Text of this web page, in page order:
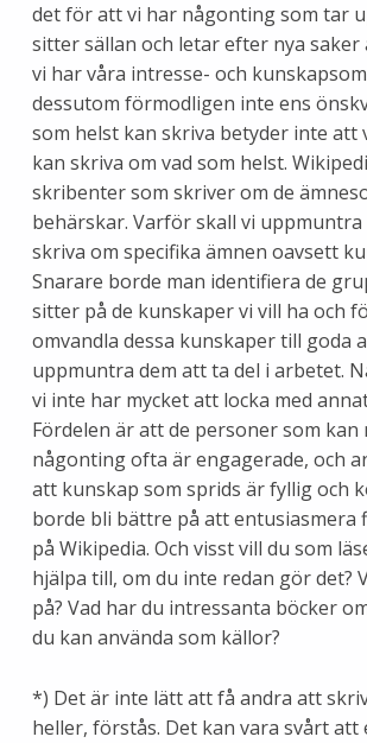
det för att vi har någonting som tar
sitter sällan och letar efter nya saker
vi har våra intresse- och
dessutom förmodligen inte ens
som helst kan skriva betyder inte att
kan skriva om vad som helst.
skribenter som skriver om de
behärskar. Varför skall vi
skriva om specifika ämnen oavsett
Snarare borde man identifiera de
sitter på de kunskaper vi vill ha och
omvandla dessa kunskaper till goda
uppmuntra dem att ta del i arbetet.
vi inte har mycket att locka med
Fördelen är att de personer som kan
någonting ofta är engagerade, och
att kunskap som sprids är fyllig och
borde bli bättre på att entusiasmera
på Wikipedia. Och visst vill du som
hjälpa till, om du inte redan gör det?
på? Vad har du intressanta böcker
du kan använda som källor?
*) Det är inte lätt att få andra att
heller, förstås. Det kan vara svårt att